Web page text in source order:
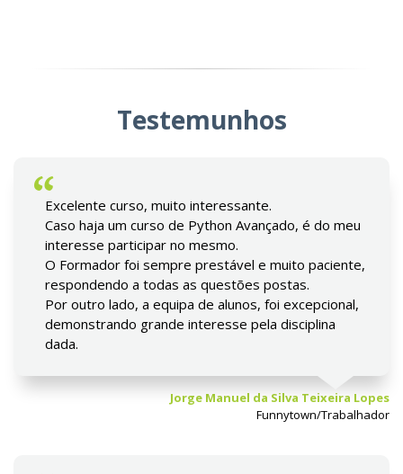
Testemunhos
Excelente curso, muito interessante.
Caso haja um curso de Python Avançado, é do meu
interesse participar no mesmo.
O Formador foi sempre prestável e muito paciente,
respondendo a todas as questões postas.
Por outro lado, a equipa de alunos, foi excepcional,
demonstrando grande interesse pela disciplina
dada.
Jorge Manuel da Silva Teixeira Lopes
Funnytown/Trabalhador